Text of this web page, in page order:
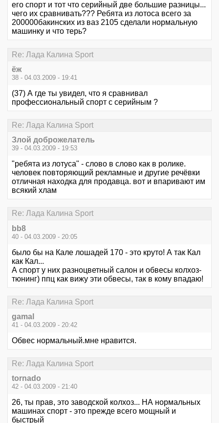
его спорт и тот что серийный две большие разницы...
чего их сравнивать??? Ребята из лотоса всего за
200000бакинских из ваз 2105 сделали нормальную
машинку и что терь?
Re: Лада Калина Sport
ёж
38 - 04.03.2009 - 19:41
(37) А где ты увидел, что я сравнивал
профессиональный спорт с серийным ?
Re: Лада Калина Sport
Злой доброжелатель
39 - 04.03.2009 - 19:53
"ребята из лотуса" - слово в слово как в ролике.
человек повторяющий рекламные и другие речёвки
отличная находка для продавца. вот и впаривают им
всякий хлам
Re: Лада Калина Sport
bb8
40 - 04.03.2009 - 20:05
было бы на Кале лошадей 170 - это круто! А так Кал
как Кал...
А спорт у них разноцветный салон и обвесы колхоз-
тюнинг) ппц как вижу эти обвесы, так в кому впадаю!
Re: Лада Калина Sport
gаmаl
41 - 04.03.2009 - 20:42
Обвес нормальный.мне нравится.
Re: Лада Калина Sport
tornado
42 - 04.03.2009 - 21:40
26, ты прав, это заводской колхоз... НА нормальных
машинах спорт - это прежде всего мощный и
быстрый